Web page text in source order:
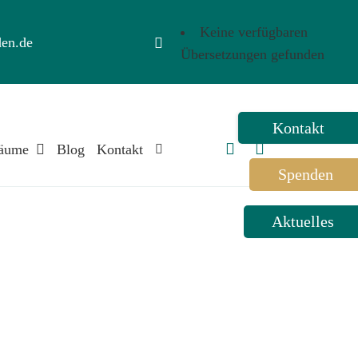
Spenden
Aktuelles
Keine verfügbaren
Übersetzungen gefunden
Blog Kontakt
Toggle
Sliding
Area